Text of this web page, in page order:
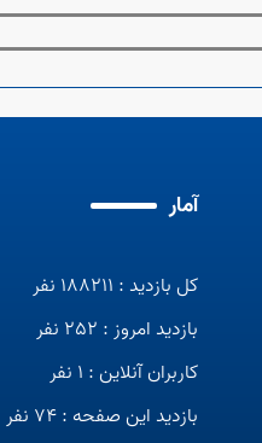
آمار
کل بازدید : 188211 نفر
بازدید امروز : 252 نفر
کاربران آنلاین : 1 نفر
بازدید این صفحه : 74 نفر